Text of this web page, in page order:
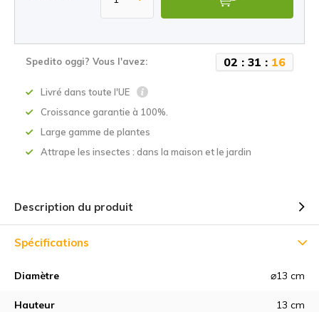
Spedito oggi? Vous l'avez: 02 : 31 : 16
Livré dans toute l'UE
Croissance garantie à 100%.
Large gamme de plantes
Attrape les insectes : dans la maison et le jardin
Description du produit
Spécifications
Diamètre ⌀13 cm
Hauteur 13 cm